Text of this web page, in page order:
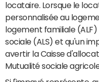
locataire. Lorsque le
personnalisée au
logement familiale
sociale (ALS) et qu'un
avertir la Caisse
Mutualité sociale